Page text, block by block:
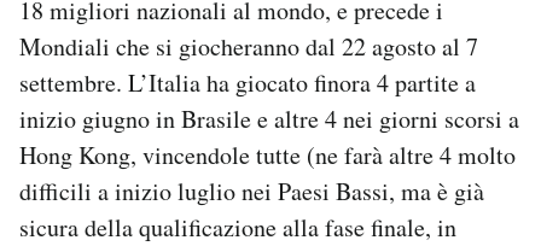
18 migliori nazionali al mondo, e precede i
Mondiali che si giocheranno dal 22 agosto al 7
settembre. L’Italia ha giocato finora 4 partite a
inizio giugno in Brasile e altre 4 nei giorni scorsi a
Hong Kong, vincendole tutte (ne farà altre 4 molto
difficili a inizio luglio nei Paesi Bassi, ma è già
sicura della qualificazione alla fase finale, in